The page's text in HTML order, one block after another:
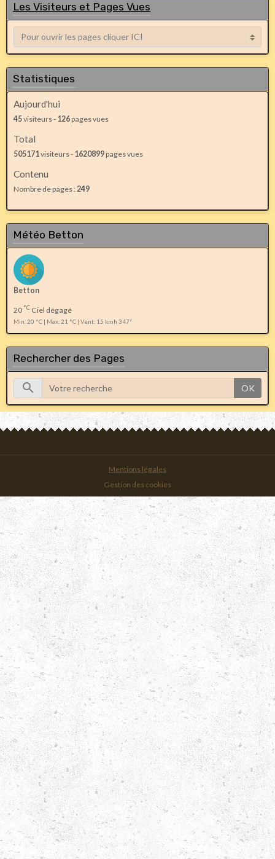
Les Visiteurs et Pages Vues
Statistiques
Aujourd'hui
45visiteurs - 126pages vues
Total
505171visiteurs - 1620899pages vues
Contenu
Nombre de pages : 249
Météo Betton
Betton
20 °C Ciel dégagé
Min: 20 °C | Max: 21 °C | Vent: 15 kmh 347°
Rechercher des Pages
OK
Mentions légales
Gestion des cookies